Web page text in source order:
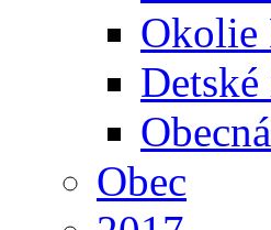
Okolie
Obec